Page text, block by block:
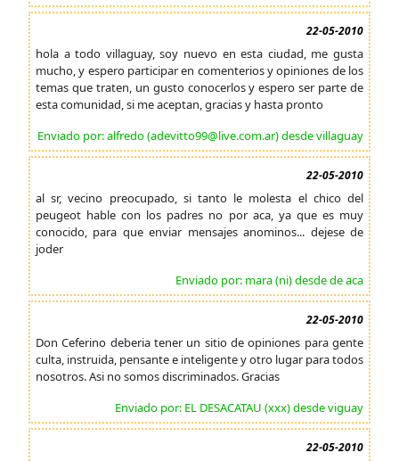
22-05-2010
hola a todo villaguay, soy nuevo en esta ciudad, me gusta
mucho, y espero participar en comenterios y opiniones de los
temas que traten, un gusto conocerlos y espero ser parte de
esta comunidad, si me aceptan, gracias y hasta pronto
Enviado por: alfredo (adevitto99@live.com.ar) desde villaguay
22-05-2010
al sr, vecino preocupado, si tanto le molesta el chico del
peugeot hable con los padres no por aca, ya que es muy
conocido, para que enviar mensajes anominos... dejese de
joder
Enviado por: mara (ni) desde de aca
22-05-2010
Don Ceferino deberia tener un sitio de opiniones para gente
culta, instruida, pensante e inteligente y otro lugar para todos
nosotros. Asi no somos discriminados. Gracias
Enviado por: EL DESACATAU (xxx) desde viguay
22-05-2010